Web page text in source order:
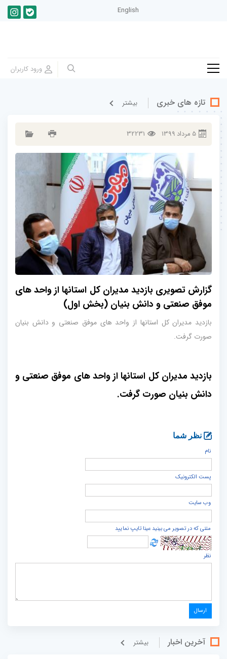
English
تازه های خبری بيشتر
5 مرداد 1399
32231
گزارش تصویری بازدید مدیران کل استانها از واحد های
موفق صنعتی و دانش بنیان (بخش اول)
بازدید مدیران کل استانها از واحد های موفق صنعتی و دانش بنیان
صورت گرفت.
بازدید مدیران کل استانها از واحد های موفق صنعتی و
دانش بنیان صورت گرفت.
نظر شما
نام
پست الكترونيک
وب سایت
متنی که در تصویر می بینید عینا تایپ نمایید
نظر
آخرین اخبار بيشتر